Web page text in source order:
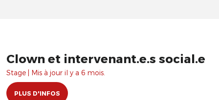
Clown et intervenant.e.s social.e
Stage | Mis à jour il y a 6 mois.
PLUS D'INFOS